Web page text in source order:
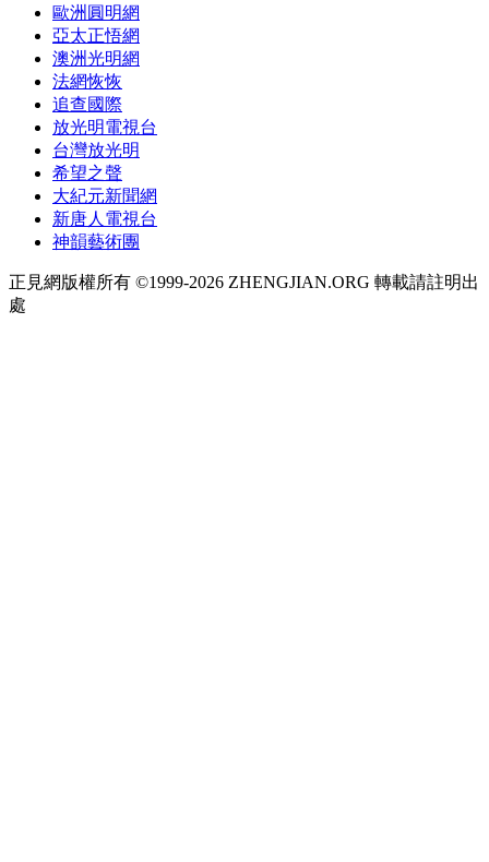
歐洲圓明網
亞太正悟網
澳洲光明網
法網恢恢
追查國際
放光明電視台
台灣放光明
希望之聲
大紀元新聞網
新唐人電視台
神韻藝術團
正見網版權所有 ©1999-2026 ZHENGJIAN.ORG 轉載請註明出
處